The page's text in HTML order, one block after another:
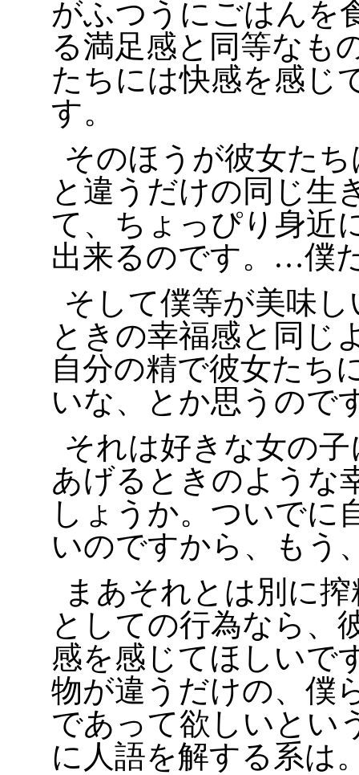
がふつうにごはんを
る満足感と同等なも
たちには快感を感じ
す。
そのほうが彼女た
と違うだけの同じ生
て、ちょっぴり身近
出来るのです。…僕
そして僕等が美味
ときの幸福感と同じ
自分の精で彼女たち
いな、とか思うので
それは好きな女の
あげるときのような
しょうか。ついでに
いのですから、もう
まあそれとは別に
としての行為なら、
感を感じてほしいで
物が違うだけの、僕
であって欲しいとい
に人語を解する系は